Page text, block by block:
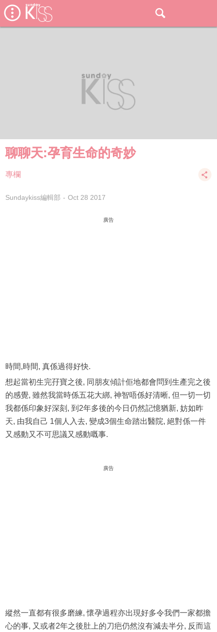
聊聊天:孕育生命的奇妙
專欄
Sundaykiss編輯部 Oct 28 2017
廣告
時間,時間, 真係過得好快.
想起當初生完孖寶之後, 同朋友傾計佢地都會問到生產完之後
的感覺, 雖然我當時係五花大綁, 神智唔係好清晰, 但一切一切
我都係印象好深刻, 到2年多後的今日仍然記憶猶新, 妨如昨
天, 由我自己 1個人入去, 變成3個生命踏出醫院, 絕對係一件
又感動又不可思議又感動嘅事.
廣告
縱然一直都有很多磨練, 懷孕過程亦出現好多令我們一家都擔
心的事, 又或者2年之後肚上的刀疤仍然沒有減去半分, 反而這